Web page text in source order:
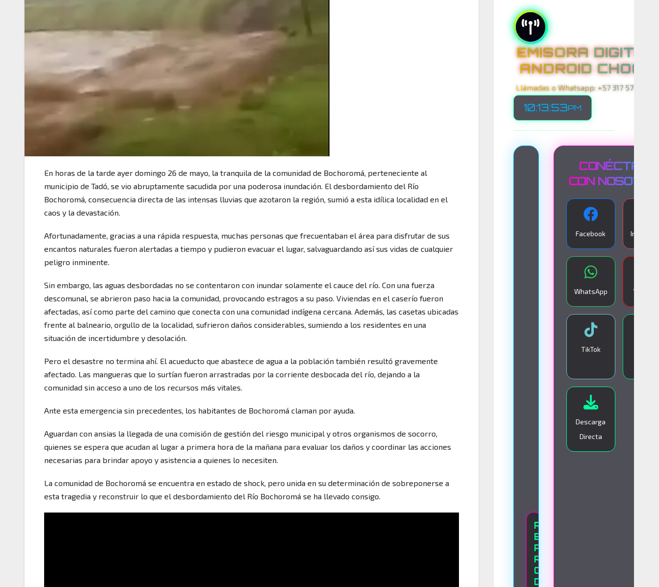
En horas de la tarde ayer domingo 26 de mayo, la tranquila de la comunidad de Bochoromá, perteneciente al
municipio de Tadó, se vio abruptamente sacudida por una poderosa inundación. El desbordamiento del Río
Bochoromá, consecuencia directa de las intensas lluvias que azotaron la región, sumió a esta idílica localidad en el
caos y la devastación.
Afortunadamente, gracias a una rápida respuesta, muchas personas que frecuentaban el área para disfrutar de sus
encantos naturales fueron alertadas a tiempo y pudieron evacuar el lugar, salvaguardando así sus vidas de cualquier
peligro inminente.
Sin embargo, las aguas desbordadas no se contentaron con inundar solamente el cauce del río. Con una fuerza
descomunal, se abrieron paso hacia la comunidad, provocando estragos a su paso. Viviendas en el caserío fueron
afectadas, así como parte del camino que conecta con una comunidad indígena cercana. Además, las casetas ubicadas
frente al balneario, orgullo de la localidad, sufrieron daños considerables, sumiendo a los residentes en una
situación de incertidumbre y desolación.
Pero el desastre no termina ahí. El acueducto que abastece de agua a la población también resultó gravemente
afectado. Las mangueras que lo surtían fueron arrastradas por la corriente desbocada del río, dejando a la
comunidad sin acceso a uno de los recursos más vitales.
Ante esta emergencia sin precedentes, los habitantes de Bochoromá claman por ayuda.
Aguardan con ansias la llegada de una comisión de gestión del riesgo municipal y otros organismos de socorro,
quienes se espera que acudan al lugar a primera hora de la mañana para evaluar los daños y coordinar las acciones
necesarias para brindar apoyo y asistencia a quienes lo necesiten.
La comunidad de Bochoromá se encuentra en estado de shock, pero unida en su determinación de sobreponerse a
esta tragedia y reconstruir lo que el desbordamiento del Río Bochoromá se ha llevado consigo.
EMISORA DIGITAL
ANDROID CHOCO
Llámadas o Whatsapp: +57 317 575 00 21
10:13:55PM
R
E
P
R
O
D
CONÉCTATE
CON
Facebook
WhatsApp YouTube
TikTok
Descarga
Directa